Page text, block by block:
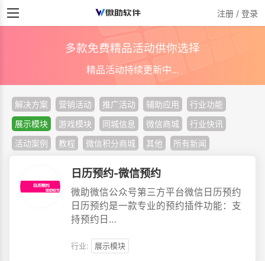
注册 / 登录
多款免费精品活动供你选择
精品活动持续更新中...
解决方案 营销活动 推广活动 辅助应用
行业功能
展示模块
游戏模块 同城信息 微信商城
行业快讯
活动案例
教程 微信积分商城 其他 所有新闻
日历预约-微信预约
微助微信公众号第三方平台微信日历预约
日历预约是一款专业的预约插件功能：支
持预约日…
行业: 展示模块